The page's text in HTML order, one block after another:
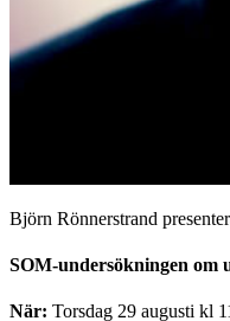
Björn Rönnerstrand
SOM-undersökningen om
När: Torsdag 29 augusti kl